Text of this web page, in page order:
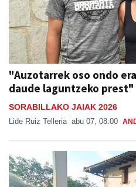
"Auzotarrek oso ondo
daude laguntzeko prest"
SORABILLAKO JAIAK 2026
Lide Ruiz Telleria abu 07, 08:00